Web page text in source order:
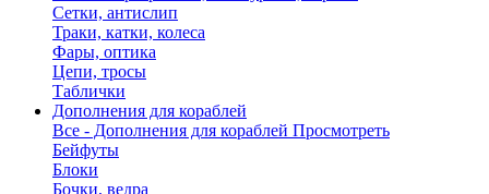
Сетки, антислип
Траки, катки, колеса
Фары, оптика
Цепи, тросы
Таблички
Дополнения для кораблей
Все - Дополнения для кораблей Просмотреть
Бейфуты
Блоки
Бочки, ведра